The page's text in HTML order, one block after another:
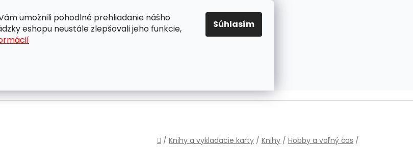
umožnili pohodlné prehliadanie nášho
eshopu neustále zlepšovali jeho funkcie,
Súhlasím
PODMIENKY OCHRANA OSOBNÝCH ÚDAJOV PRAVIDLÁ PRE COOKIES
EUR
Domov
/ Knihy a vykladacie karty / Knihy / Hobby a voľný čas /